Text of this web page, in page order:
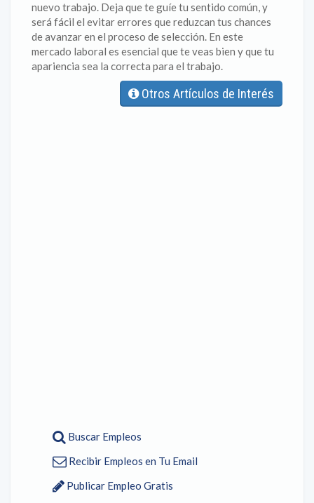
nuevo trabajo. Deja que te guíe tu sentido común, y
será fácil el evitar errores que reduzcan tus chances
de avanzar en el proceso de selección. En este
mercado laboral es esencial que te veas bien y que tu
apariencia sea la correcta para el trabajo.
Otros Artículos de Interés
Buscar Empleos
Recibir Empleos en Tu Email
Publicar Empleo Gratis